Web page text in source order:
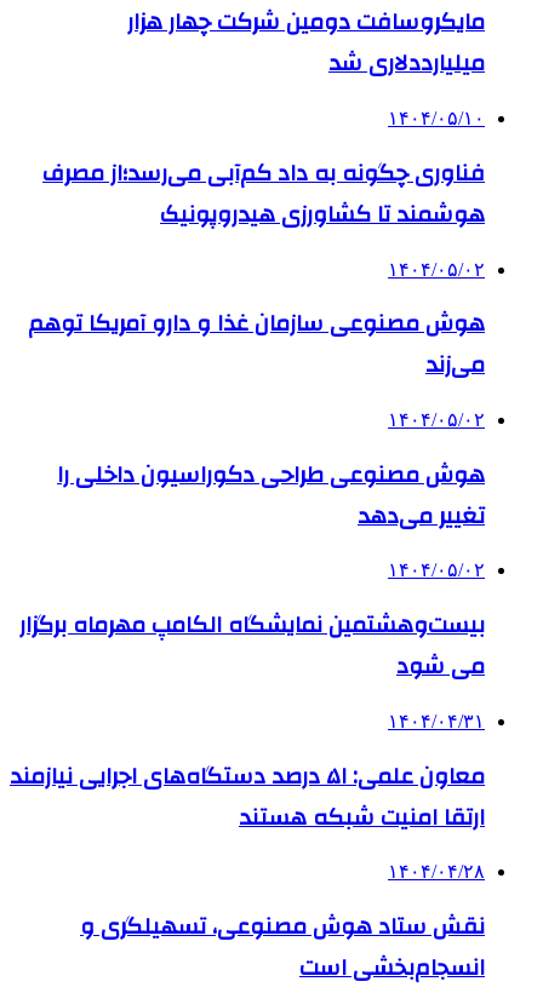
مایکروسافت دومین شرکت چهار هزار
میلیارددلاری شد
۱۴۰۴/۰۵/۱۰
فناوری چگونه به داد کم‌آبی می‌رسد؛از مصرف
هوشمند تا کشاورزی هیدروپونیک
۱۴۰۴/۰۵/۰۲
هوش مصنوعی سازمان غذا و دارو آمریکا توهم
می‌زند
۱۴۰۴/۰۵/۰۲
هوش مصنوعی طراحی دکوراسیون داخلی را
تغییر می‌دهد
۱۴۰۴/۰۵/۰۲
بیست‌وهشتمین نمایشگاه الکامپ مهرماه برگزار
می شود
۱۴۰۴/۰۴/۳۱
معاون علمی: ۵۱ درصد دستگاه‌های اجرایی نیازمند
ارتقا امنیت شبکه هستند
۱۴۰۴/۰۴/۲۸
نقش ستاد هوش مصنوعی، تسهیلگری و
انسجام‌بخشی است